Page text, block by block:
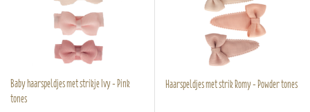
Baby haarspeldjes met strikje Ivy - Pink
tones
Haarspeldjes met strik Romy - Powder tones